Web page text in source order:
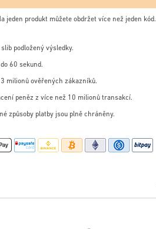
jeden produkt můžete obdržet více než jeden kód.
podložený výsledky.
60 sekund.
milionů ověřených zákazníků.
peněz z více než 10 milionů transakcí.
způsoby platby jsou plně chráněny.